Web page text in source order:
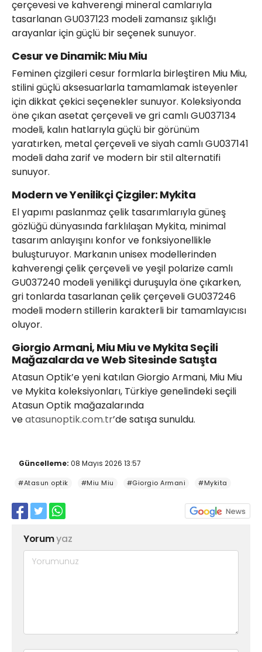
çerçevesi ve kahverengi mineral camlarıyla
tasarlanan GU037123 modeli zamansız şıklığı
arayanlar için güçlü bir seçenek sunuyor.
Cesur ve Dinamik: Miu Miu
Feminen çizgileri cesur formlarla birleştiren Miu Miu,
stilini güçlü aksesuarlarla tamamlamak isteyenler
için dikkat çekici seçenekler sunuyor. Koleksiyonda
öne çıkan asetat çerçeveli ve gri camlı GU037134
modeli, kalın hatlarıyla güçlü bir görünüm
yaratırken, metal çerçeveli ve siyah camlı GU037141
modeli daha zarif ve modern bir stil alternatifi
sunuyor.
Modern ve Yenilikçi Çizgiler: Mykita
El yapımı paslanmaz çelik tasarımlarıyla güneş
gözlüğü dünyasında farklılaşan Mykita, minimal
tasarım anlayışını konfor ve fonksiyonellikle
buluşturuyor. Markanın unisex modellerinden
kahverengi çelik çerçeveli ve yeşil polarize camlı
GU037240 modeli yenilikçi duruşuyla öne çıkarken,
gri tonlarda tasarlanan çelik çerçeveli GU037246
modeli modern stillerin karakterli bir tamamlayıcısı
oluyor.
Giorgio Armani, Miu Miu ve Mykita Seçili
Mağazalarda ve Web Sitesinde Satışta
Atasun Optik’e yeni katılan Giorgio Armani, Miu Miu
ve Mykita koleksiyonları, Türkiye genelindeki seçili
Atasun Optik mağazalarında
veatasunoptik.com.tr’de satışa sunuldu.
Güncelleme: 08 Mayıs 2026 13:57
#Atasun optik #Miu Miu #Giorgio Armani #Mykita
Yorumyaz